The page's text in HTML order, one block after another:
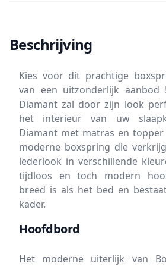
Beschrijving
Kies voor dit prachtige
van een uitzonderlijk aanbod
Diamant zal door zijn look
het interieur van uw
Diamant met matras en
moderne boxspring die
lederlook in verschillende
tijdloos en toch modern
breed is als het bed en
kader.
Hoofdbord
Het moderne uiterlijk van